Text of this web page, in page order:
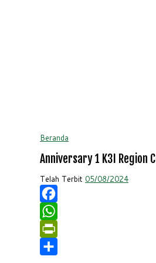
Beranda
Anniversary 1 K3I Region
Telah Terbit 05/08/2024
Facebook
WhatsApp
PrintFriendly